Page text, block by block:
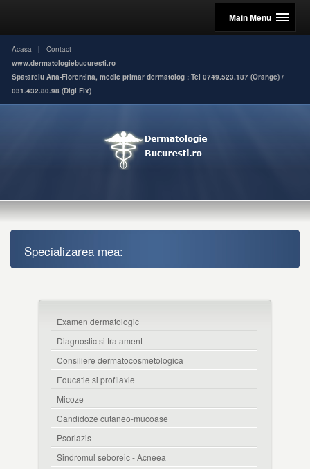
Main Menu
Acasa
Contact
www.dermatologiebucuresti.ro
Spatarelu Ana-Florentina, medic primar dermatolog : Tel 0749.523.187 (Orange) /
031.432.80.98 (Digi Fix)
Specializarea mea:
Examen dermatologic
Diagnostic si tratament
Consiliere dermatocosmetologica
Educatie si profilaxie
Micoze
Candidoze cutaneo-mucoase
Psoriazis
Sindromul seboreic - Acneea